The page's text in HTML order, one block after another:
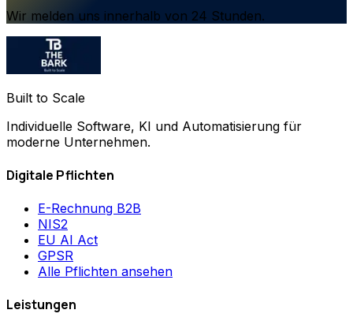
Wir melden uns innerhalb von 24 Stunden.
Built to Scale
Individuelle Software, KI und Automatisierung für
moderne Unternehmen.
Digitale Pflichten
E-Rechnung B2B
NIS2
EU AI Act
GPSR
Alle Pflichten ansehen
Leistungen